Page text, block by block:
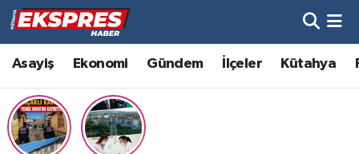
Asayiş Ekonomi Gündem İlçeler Kütahya
Altıntaş
Asayiş
Aslanapa
Hava Durumu
Trafik Durumu
Süper Lig Puan Durumu ve Fikstür